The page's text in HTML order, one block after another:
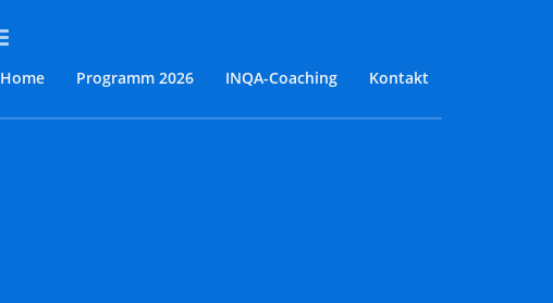
Home Programm 2026 INQA-Coaching Kontakt